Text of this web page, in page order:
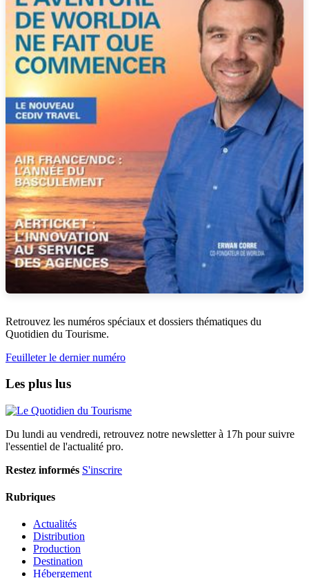
Retrouvez les numéros spéciaux et dossiers thématiques du
Quotidien du Tourisme.
Feuilleter le dernier numéro
Les plus lus
Du lundi au vendredi, retrouvez notre newsletter à 17h pour suivre
l'essentiel de l'actualité pro.
Restez informés S'inscrire
Rubriques
Actualités
Distribution
Production
Destination
Hébergement